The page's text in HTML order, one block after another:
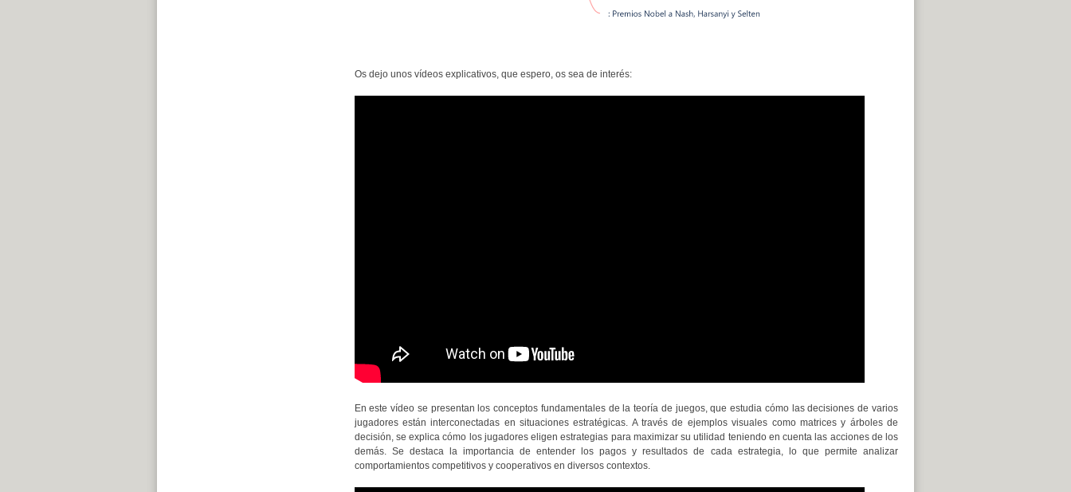
Os dejo unos vídeos explicativos, que espero, os sea de interés:
En este vídeo se presentan los conceptos fundamentales de la teoría de juegos, que estudia cómo las decisiones de varios
jugadores están interconectadas en situaciones estratégicas. A través de ejemplos visuales como matrices y árboles de
decisión, se explica cómo los jugadores eligen estrategias para maximizar su utilidad teniendo en cuenta las acciones de los
demás. Se destaca la importancia de entender los pagos y resultados de cada estrategia, lo que permite analizar
comportamientos competitivos y cooperativos en diversos contextos.